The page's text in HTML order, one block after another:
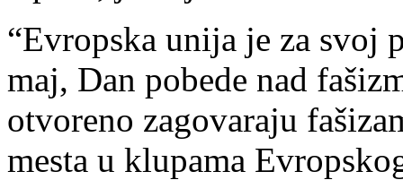
“Evropska unija je za svoj
maj, Dan pobede nad
otvoreno zagovaraju
mesta u klupama